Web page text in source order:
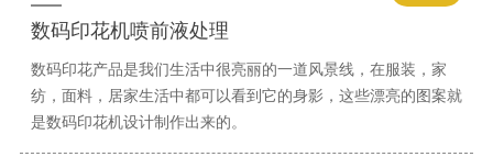
数码印花机喷前液处理
数码印花产品是我们生活中很亮丽的一道风景线，在服装，家
纺，面料，居家生活中都可以看到它的身影，这些漂亮的图案就
是数码印花机设计制作出来的。